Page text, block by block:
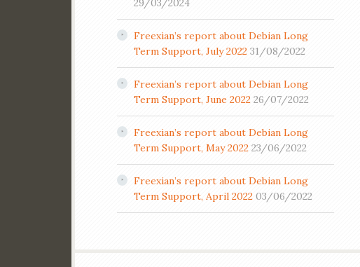
29/03/2024
Freexian’s report about Debian Long
Term Support, July 2022 31/08/2022
Freexian’s report about Debian Long
Term Support, June 2022 26/07/2022
Freexian’s report about Debian Long
Term Support, May 2022 23/06/2022
Freexian’s report about Debian Long
Term Support, April 2022 03/06/2022